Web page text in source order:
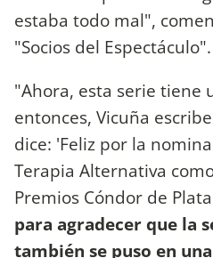
estaba todo mal",
"Socios del Espectáculo".
"Ahora, esta serie tiene
entonces, Vicuña
dice: 'Feliz por la
Terapia Alternativa
Premios Cóndor de
para agradecer que la
también se puso en